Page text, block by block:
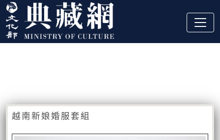
跳到主要內容
:::
越南新娘婚服套組